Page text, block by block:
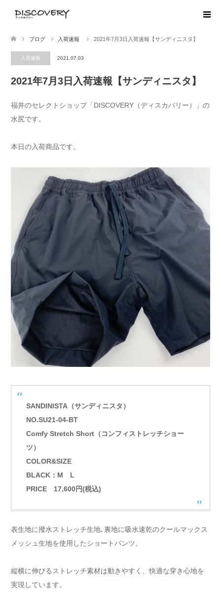
ブログ 入荷速報 2021年7月3日入荷速報【サンディニスタ】
入荷速報 2021.07.03
2021年7月3日入荷速報【サンディニスタ】
福井のセレクトショップ「DISCOVERY（ディスカバリー）」の
水尻です。
本日の入荷商品です。
SANDINISTA（サンディニスタ）
NO.SU21-04-BT
Comfy Stretch Short（コンフィストレッチショー
ツ）
COLOR&SIZE
BLACK：M L
PRICE 17,600円(税込)
表生地に撥水ストレッチ生地､裏地に吸水速乾のクールマックス
メッシュ生地を使用したショートパンツ。
縦横に伸びるストレッチ素材は動きやすく、快適な穿き心地を
実現しています。